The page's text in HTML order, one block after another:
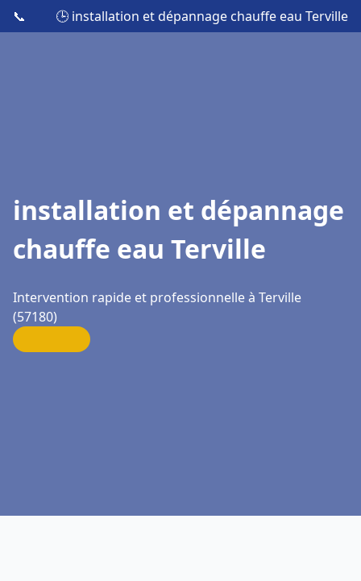
📞 🕒 installation et dépannage chauffe eau Terville
installation et dépannage
chauffe eau Terville
Intervention rapide et professionnelle à Terville
(57180)